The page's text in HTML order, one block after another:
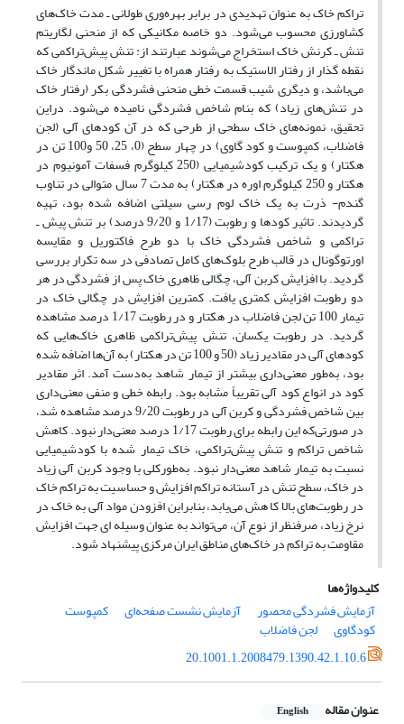
تراکم خاک به عنوان تهدیدی در برابر بهره‌وری طولانی ـ مدت خاک‌های
کشاورزی محسوب می‌شود. دو خاصه مکانیکی که از منحنی لگاریتم
تنش ـ کرنش خاک استخراج می‌شوند عبارتند از: تنش پیش‌تراکمی که
نقطه گذار از رفتار الاستیک به رفتار همراه با تغییر شکل ماندگار خاک
می‌باشد، و دیگری شیب قسمت خطی منحنی فشردگی بکر (رفتار خاک
در تنش‌های زیاد) که بنام شاخص فشردگی نامیده می‌شود. دراین
تحقیق، نمونه‌های خاک سطحی از طرحی که در آن کودهای آلی (لجن
فاضلاب، کمپوست و کود گاوی) در چهار سطح (0، 25، 50 و100 تن در
هکتار) و یک ترکیب کودشیمیایی (250 کیلوگرم فسفات آمونیوم در
هکتار و 250 کیلوگرم اوره در هکتار) به مدت 7 سال متوالی در تناوب
گندم- ذرت به یک خاک لوم رسی سیلتی اضافه شده بود، تهیه
گردیدند. تاثیر کودها و رطوبت (1/17 و 9/20 درصد) بر تنش پیش ـ
تراکمی و شاخص فشردگی خاک با دو طرح فاکتوریل و مقایسه
اورتوگونال در قالب طرح بلوک‌های کامل تصادفی در سه تکرار بررسی
گردید. با افزایش کربن آلی، چگالی ظاهری خاک پس از فشردگی در هر
دو رطوبت افزایش کمتری یافت. کمترین افزایش در چگالی خاک در
تیمار 100 تن لجن فاضلاب در هکتار و در رطوبت 1/17 درصد مشاهده
گردید. در رطوبت یکسان، تنش پیش‌تراکمی ظاهری خاک‌هایی که
کود‌های آلی در مقادیر زیاد (50 و 100 تن در هکتار) به آن‌ها اضافه شده
بود، به‌طور معنی‌داری بیشتر از تیمار شاهد به‌دست آمد. اثر مقادیر
کود در انواع کود آلی تقریباً مشابه بود. رابطه خطی و منفی معنی‌داری
بین شاخص فشردگی و کربن آلی در رطوبت 9/20 درصد مشاهده شد،
در صورتی‌که این رابطه برای رطوبت 1/17 درصد معنی‌دار نبود. کاهش
شاخص تراکم و تنش پیش‌تراکمی، خاک تیمار شده با کودشیمیایی
نسبت به تیمار شاهد معنی‌دار نبود. به‌طورکلی با وجود کربن آلی زیاد
در خاک، سطح تنش در آستانه تراکم افزایش و حساسیت به تراکم خاک
در رطوبت‌های بالا کا هش می‌یابد، بنابراین افزودن مواد آلی به خاک در
نرخ زیاد، صرفنظر از نوع آن، می‌تواند به عنوان وسیله ای جهت افزایش
مقاومت به تراکم در خاک‌های مناطق ایران مرکزی پیشنهاد شود.
کلیدواژه‌ها
آزمایش فشردگی محصور
آزمایش نشست صفحه‌ای کمپوست
کودگاوی
لجن فاضلاب
20.1001.1.2008479.1390.42.1.10.6
عنوان مقاله English